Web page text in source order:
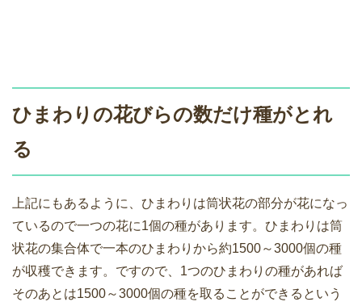
ひまわりの花びらの数だけ種がとれ
る
上記にもあるように、ひまわりは筒状花の部分が花になっ
ているので一つの花に1個の種があります。ひまわりは筒
状花の集合体で一本のひまわりから約1500～3000個の種
が収穫できます。ですので、1つのひまわりの種があれば
そのあとは1500～3000個の種を取ることができるという